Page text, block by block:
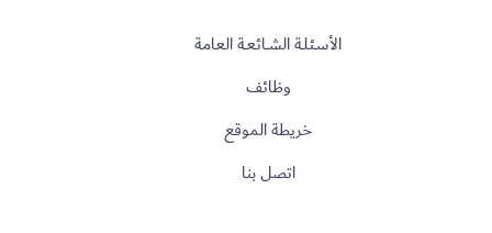
الأسـئلـة الشــائعـة العامة
وظائف
خريطة الموقع
اتصل بنا